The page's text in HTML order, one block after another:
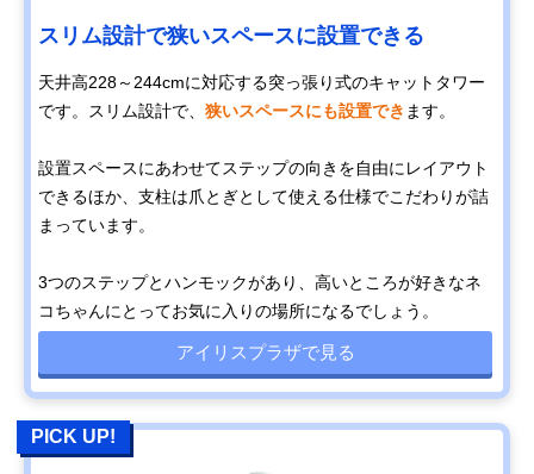
スリム設計で狭いスペースに設置できる
天井高228～244cmに対応する突っ張り式のキャットタワー
です。スリム設計で、 狭いスペースにも設置でき ます。
設置スペースにあわせてステップの向きを自由にレイアウト
できるほか、支柱は爪とぎとして使える仕様でこだわりが詰
まっています。
3つのステップとハンモックがあり、高いところが好きなネ
コちゃんにとってお気に入りの場所になるでしょう。
アイリスプラザで見る
PICK UP!